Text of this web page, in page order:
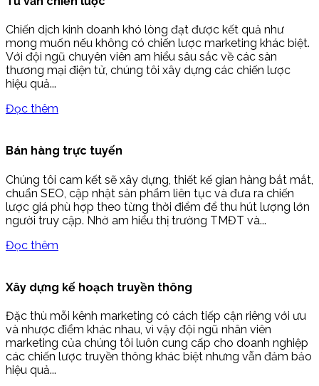
Chiến dịch kinh doanh khó lòng đạt được kết quả như
mong muốn nếu không có chiến lược marketing khác biệt.
Với đội ngũ chuyên viên am hiểu sâu sắc về các sàn
thương mại điện tử, chúng tôi xây dựng các chiến lược
hiệu quả...
Đọc thêm
Bán hàng trực tuyến
Chúng tôi cam kết sẽ xây dựng, thiết kế gian hàng bắt mắt,
chuẩn SEO, cập nhật sản phẩm liên tục và đưa ra chiến
lược giá phù hợp theo từng thời điểm để thu hút lượng lớn
người truy cập. Nhờ am hiểu thị trường TMĐT và...
Đọc thêm
Xây dựng kế hoạch truyền thông
Đặc thù mỗi kênh marketing có cách tiếp cận riêng với ưu
và nhược điểm khác nhau, vì vậy đội ngũ nhân viên
marketing của chúng tôi luôn cung cấp cho doanh nghiệp
các chiến lược truyền thông khác biệt nhưng vẫn đảm bảo
hiệu quả...